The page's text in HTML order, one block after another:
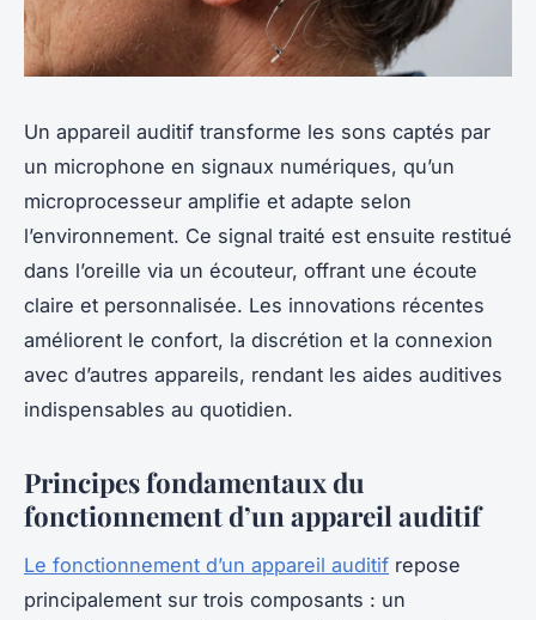
Un appareil auditif transforme les sons captés par
un microphone en signaux numériques, qu’un
microprocesseur amplifie et adapte selon
l’environnement. Ce signal traité est ensuite restitué
dans l’oreille via un écouteur, offrant une écoute
claire et personnalisée. Les innovations récentes
améliorent le confort, la discrétion et la connexion
avec d’autres appareils, rendant les aides auditives
indispensables au quotidien.
Principes fondamentaux du
fonctionnement d’un appareil auditif
Le fonctionnement d’un appareil auditif repose
principalement sur trois composants : un